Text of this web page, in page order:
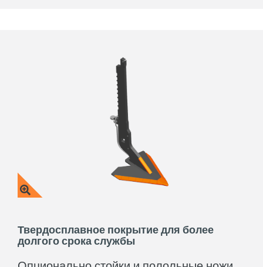
полольного ножа при любых
Прецизионно: Острые полольные
ножи с пологим углом установки
Адаптивно: Произвольно
фиксируемые, гибкие и могут
использоваться даже на пропашных
машинах других производителей
Замена полольных ножей в
Твердосплавное покрытие для более
долгого срока службы